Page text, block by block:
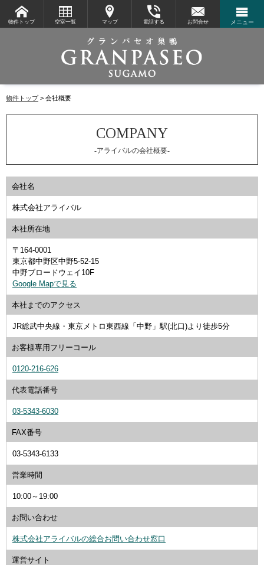
物件トップ 空室一覧 マップ 電話する お問合せ メニュー
物件トップ 会社概要
-アライバルの会社概要-
会社名
株式会社アライバル
本社所在地
〒164-0001
東京都中野区中野5-52-15
中野ブロードウェイ10F
Google Mapで見る
本社までのアクセス
JR総武中央線・東京メトロ東西線「中野」駅(北口)より徒歩5分
お客様専用フリーコール
0120-216-626
代表電話番号
03-5343-6030
FAX番号
03-5343-6133
営業時間
10:00～19:00
お問い合わせ
株式会社アライバルの総合お問い合わせ窓口
運営サイト